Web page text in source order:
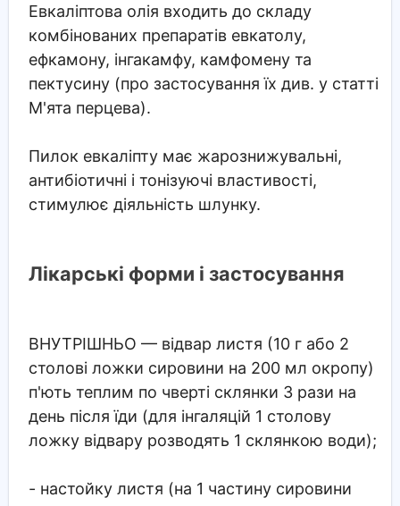
Евкаліптова олія входить до складу
комбінованих препаратів евкатолу,
ефкамону, інгакамфу, камфомену та
пектусину (про застосування їх див. у статті
М'ята перцева).
Пилок евкаліпту має жарознижувальні,
антибіотичні і тонізуючі властивості,
стимулює діяльність шлунку.
Лікарські форми і застосування
ВНУТРІШНЬО — відвар листя (10 г або 2
столові ложки сировини на 200 мл окропу)
п'ють теплим по чверті склянки 3 рази на
день після їди (для інгаляцій 1 столову
ложку відвару розводять 1 склянкою води);
- настойку листя (на 1 частину сировини